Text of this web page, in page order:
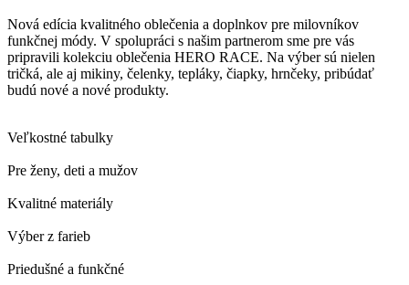
Nová edícia kvalitného oblečenia a doplnkov pre milovníkov
funkčnej módy. V spolupráci s našim partnerom sme pre vás
pripravili kolekciu oblečenia HERO RACE. Na výber sú nielen
tričká, ale aj mikiny, čelenky, tepláky, čiapky, hrnčeky, pribúdať
budú nové a nové produkty.
Veľkostné tabulky
Pre ženy, deti a mužov
Kvalitné materiály
Výber z farieb
Priedušné a funkčné